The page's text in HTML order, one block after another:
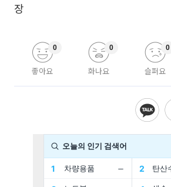
장
좋아요
0
화나요
0
슬퍼요
0